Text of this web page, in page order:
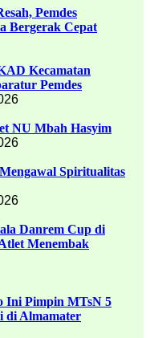
Pemdes
Bergerak Cepat
Kecamatan
Pemdes
NU Mbah Hasyim
Spiritualitas
Danrem Cup di
Menembak
Ini Pimpin MTsN 5
di Almamater